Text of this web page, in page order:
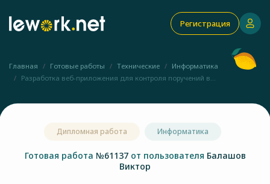
Регистрация
Главная Готовые работы Технические
Информатика
Разработка веб-приложения для контроля поручений в...
Дипломная работа Информатика
Готовая работа №61137 от пользователя Балашов
Виктор